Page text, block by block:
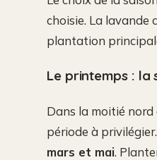
choisie. La lavande
plantation
Le printemps : la
Dans la moitié
période à
mars et mai.